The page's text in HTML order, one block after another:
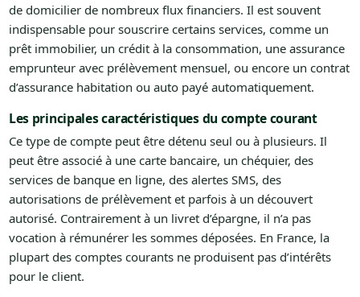
de domicilier de nombreux flux financiers. Il est souvent
indispensable pour souscrire certains services, comme un
prêt immobilier, un crédit à la consommation, une assurance
emprunteur avec prélèvement mensuel, ou encore un contrat
d’assurance habitation ou auto payé automatiquement.
Les principales caractéristiques du compte courant
Ce type de compte peut être détenu seul ou à plusieurs. Il
peut être associé à une carte bancaire, un chéquier, des
services de banque en ligne, des alertes SMS, des
autorisations de prélèvement et parfois à un découvert
autorisé. Contrairement à un livret d’épargne, il n’a pas
vocation à rémunérer les sommes déposées. En France, la
plupart des comptes courants ne produisent pas d’intérêts
pour le client.